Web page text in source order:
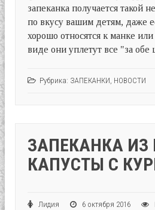
запеканка получается такой
по вкусу вашим детям, даже
хорошо относятся к манке
виде они уплетут все "за обе
Рубрика: ЗАПЕКАНКИ НОВОСТИ
ЗАПЕКАНКА ИЗ
КАПУСТЫ С
Лидия 6 октября 2016